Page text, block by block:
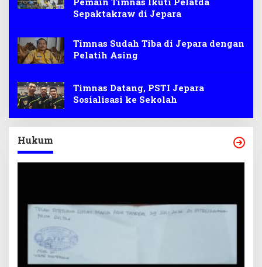
Sepaktakraw di Jepara
Timnas Sudah Tiba di Jepara dengan
Pelatih Asing
Timnas Datang, PSTI Jepara
Sosialisasi ke Sekolah
Hukum